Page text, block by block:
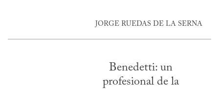
JORGE RUEDAS DE LA SERNA
Benedetti: un
profesional de la